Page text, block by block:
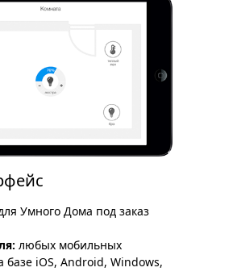
Умного Дома под заказ
любых мобильных
базе iOS, Android, Windows,